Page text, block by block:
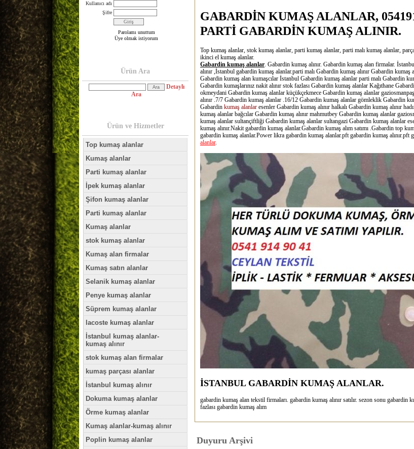
Kullanıcı adı
Şifre
Parolamı unuttum
Üye olmak istiyorum
Ürün Ara
Detaylı
Ara
Ürün ve Hizmetler
Top kumaş alanlar
Kumaş alanlar
Parti kumaş alanlar
İpek kumaş alanlar
Şifon kumaş alanlar
Parti kumaş alanlar
Kumaş alanlar
stok kumaş alanlar
Kumaş alan firmalar
Kumaş satın alanlar
Selanik kumaş alanlar
Penye kumaş alanlar
Süprem kumaş alanlar
lacoste kumaş alanlar
İstanbul kumaş alanlar-
kumaş alınır
stok kumaş alan firmalar
kumaş parçası alanlar
İstanbul kumaş alınır
Dokuma kumaş alanlar
Örme kumaş alanlar
Kumaş alanlar-kumaş alınır
Poplin kumaş alanlar
GABARDİN KUMAŞ ALANLAR,
PARTİ GABARDİN KUMAŞ ALINIR.
Top kumaş alanlar, stok kumaş alanlar, parti kumaş alanlar, parti malı kumaş alanlar,
ikinci el kumaş alanlar.
Gabardin kumaş alanlar. Gabardin kumaş alınır. Gabardin kumaş alan firmalar.
alınır ,İstanbul gabardin kumaş alanlar.parti malı Gabardin kumaş alınır Gabardin kumaş
Gabardin kumaş alan kumaşcılar İstanbul Gabardin kumaş alanlar parti malı Gabardin
Gabardin kumaşlarınız nakit alınır stok fazlası Gabardin kumaş alanlar Kağıthane
okmeydani Gabardin kumaş alanlar küçükçekmece Gabardin kumaş alanlar
alınır .7/7 Gabardin kumaş alanlar .16/12 Gabardin kumaş alanlar gömleklik Gabardin
Gabardin kumaş alanlar esenler Gabardin kumaş alınır halkalı Gabardin kumaş alınır
kumaş alanlar bağcılar Gabardin kumaş alınır mahmutbey Gabardin kumaş alanlar
kumaş alanlar sultançiftliği Gabardin kumaş alanlar sultangazi Gabardin kumaş alanlar
kumaş alınır.Nakit gabardin kumaş alanlar.Gabardin kumaş alım satımı .Gabardin top
gabardin kumaş alanlar.Power likra gabardin kumaş alanlar.pft gabardin kumaş alınır.pft
alanlar.
İSTANBUL GABARDİN KUMAŞ ALANLAR.
gabardin kumaş alan tekstil firmaları. gabardin kumaş alınır satılır. sezon sonu gabardin
fazlası gabardin kumaş alım
Duyuru Arşivi